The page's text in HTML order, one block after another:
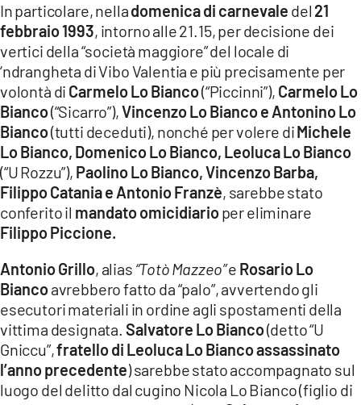
In particolare, nelladomenica di carnevale del 21
febbraio 1993, intorno alle 21.15, per decisione dei
vertici della “società maggiore” del locale di
‘ndrangheta di Vibo Valentia e più precisamente per
volontà di Carmelo Lo Bianco(“Piccinni”), Carmelo Lo
Bianco(“Sicarro”),Vincenzo Lo Bianco e Antonino Lo
Bianco(tutti deceduti), nonché per volere diMichele
Lo Bianco, Domenico Lo Bianco, Leoluca Lo Bianco
(“U Rozzu”), Paolino Lo Bianco, Vincenzo Barba,
Filippo Catania e Antonio Franzè, sarebbe stato
conferito il mandato omicidiarioper eliminare
Filippo Piccione.
Antonio Grillo, alias “Totò Mazzeo”e Rosario Lo
Biancoavrebbero fatto da “palo”, avvertendo gli
esecutori materiali in ordine agli spostamenti della
vittima designata. Salvatore Lo Bianco(detto “U
Gniccu”,fratello di Leoluca Lo Bianco assassinato
l’anno precedente) sarebbe stato accompagnato sul
luogo del delitto dal cugino Nicola Lo Bianco (figlio di